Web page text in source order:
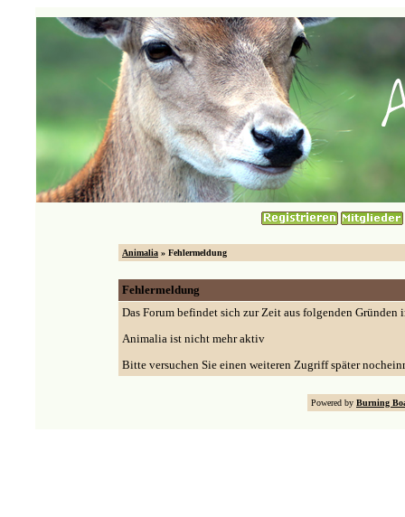
Animalia » Fehlermeldung
Fehlermeldung
Das Forum befindet sich zur Zeit aus folgenden Gründen
Animalia ist nicht mehr aktiv
Bitte versuchen Sie einen weiteren Zugriff später
Powered by Burning